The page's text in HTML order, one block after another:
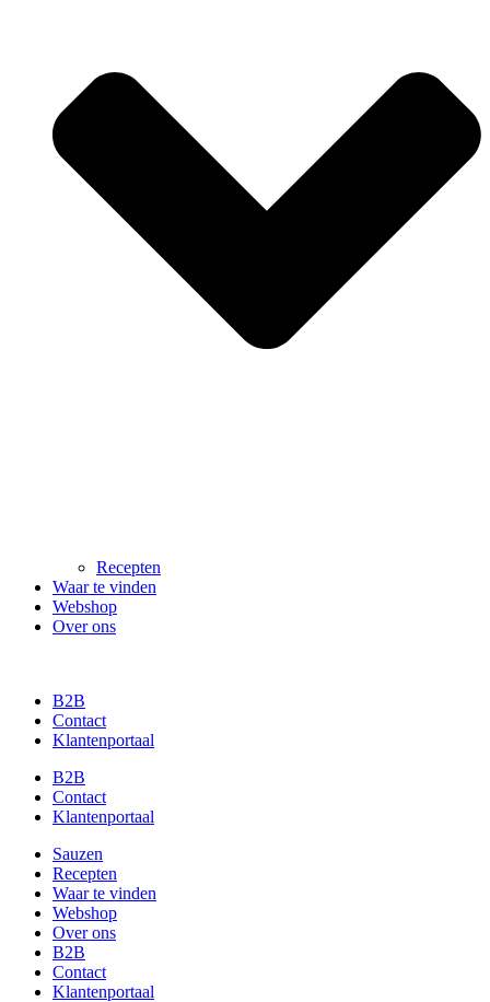
Recepten
Waar te vinden
Webshop
Over ons
B2B
Contact
Klantenportaal
B2B
Contact
Klantenportaal
Sauzen
Recepten
Waar te vinden
Webshop
Over ons
B2B
Contact
Klantenportaal